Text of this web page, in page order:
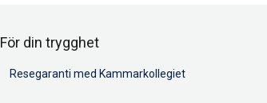
För din trygghet
Resegaranti med Kammarkollegiet